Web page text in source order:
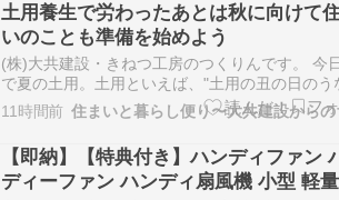
土用養生で労わったあとは秋に向けて
いのことも準備を始めよう
(株)大共建設・きねつ工房のつくりんです。 今
で夏の土用。土用といえば、"土用の丑の日のう
ぎ"をイメージする人も多いですね。土用の丑の
は、夏の土用期間のこと。今回の丑の日は7/26
たけど、みなさんウナギ食べましたか？ 土用の
は、春夏秋冬の季節の変わり目を表す期間…
11時間前
【即納】【特典付き】ハンディファン
ディーファン ハンディ扇風機 小型 軽量